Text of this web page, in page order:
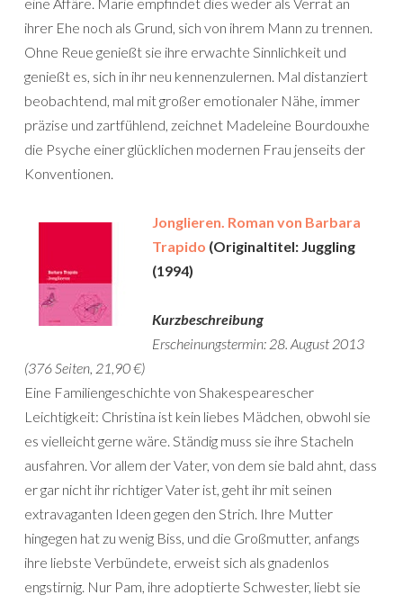
ihrer Ehe noch als Grund, sich von ihrem Mann zu trennen.
Ohne Reue genießt sie ihre erwachte Sinnlichkeit und
genießt es, sich in ihr neu kennenzulernen. Mal distanziert
beobachtend, mal mit großer emotionaler Nähe, immer
präzise und zartfühlend, zeichnet Madeleine Bourdouxhe
die Psyche einer glücklichen modernen Frau jenseits der
Konventionen.
Jonglieren. Roman von Barbara
Trapido (Originaltitel: Juggling
(1994)
Kurzbeschreibung
Erscheinungstermin: 28. August 2013
(376 Seiten, 21,90 €)
Eine Familiengeschichte von Shakespearescher
Leichtigkeit: Christina ist kein liebes Mädchen, obwohl sie
es vielleicht gerne wäre. Ständig muss sie ihre Stacheln
ausfahren. Vor allem der Vater, von dem sie bald ahnt, dass
er gar nicht ihr richtiger Vater ist, geht ihr mit seinen
extravaganten Ideen gegen den Strich. Ihre Mutter
hingegen hat zu wenig Biss, und die Großmutter, anfangs
ihre liebste Verbündete, erweist sich als gnadenlos
engstirnig. Nur Pam, ihre adoptierte Schwester, liebt sie